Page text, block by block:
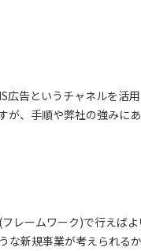
広告というチャネルを活
が、手順や弊社の強みに
レームワーク)で行えばよ
な新規事業が考えられ